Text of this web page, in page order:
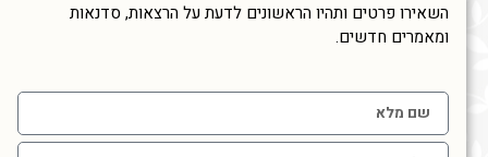
השאירו פרטים ותהיו הראשונים לדעת על הרצאות, סדנאות
ומאמרים חדשים.